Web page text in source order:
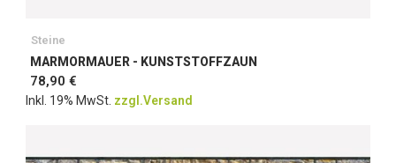
Steine
MARMORMAUER - KUNSTSTOFFZAUN
78,90 €
Inkl. 19% MwSt. zzgl.Versand